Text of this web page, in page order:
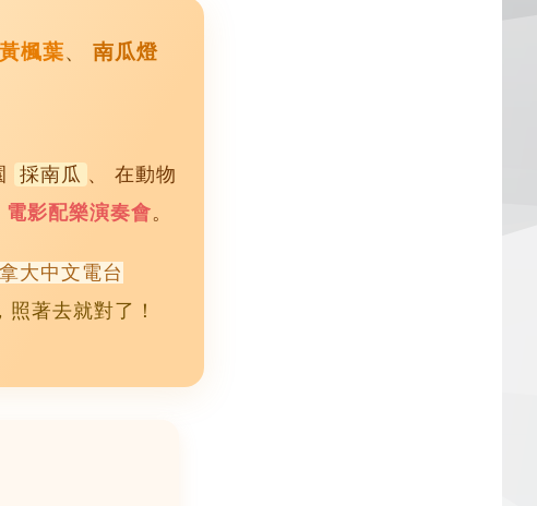
楓葉、 南瓜燈
採南瓜 、 在動物
電影配樂演奏會。
大中文電台
著去就對了！